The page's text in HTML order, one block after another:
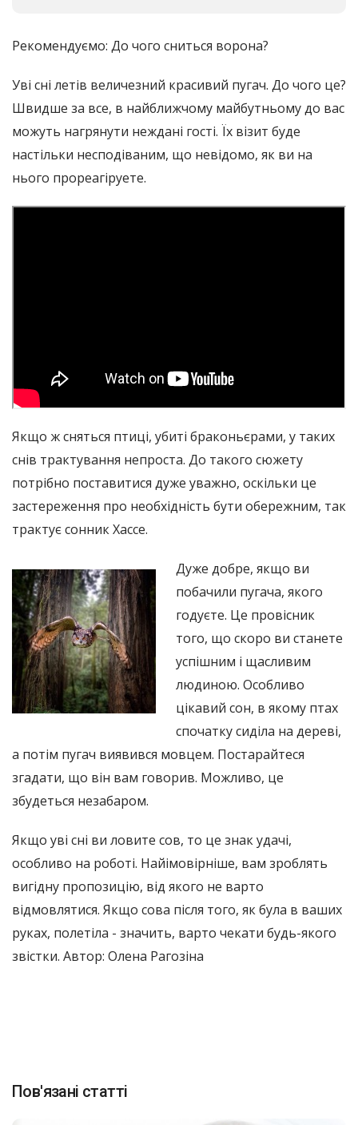
Рекомендуємо: До чого сниться ворона?
Уві сні летів величезний красивий пугач. До чого це?
Швидше за все, в найближчому майбутньому до вас
можуть нагрянути неждані гості. Їх візит буде
настільки несподіваним, що невідомо, як ви на
нього прореагіруете.
Якщо ж сняться птиці, убиті браконьєрами, у таких
снів трактування непроста. До такого сюжету
потрібно поставитися дуже уважно, оскільки це
застереження про необхідність бути обережним, так
трактує сонник Хассе.
Дуже добре, якщо ви
побачили пугача, якого
годуєте. Це провісник
того, що скоро ви станете
успішним і щасливим
людиною. Особливо
цікавий сон, в якому птах
спочатку сиділа на дереві,
а потім пугач виявився мовцем. Постарайтеся
згадати, що він вам говорив. Можливо, це
збудеться незабаром.
Якщо уві сні ви ловите сов, то це знак удачі,
особливо на роботі. Найімовірніше, вам зроблять
вигідну пропозицію, від якого не варто
відмовлятися. Якщо сова після того, як була в ваших
руках, полетіла - значить, варто чекати будь-якого
звістки. Автор: Олена Рагозіна
Пов'язані статті